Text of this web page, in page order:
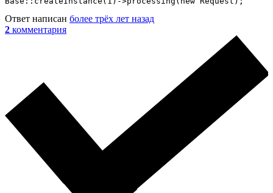
Ответ написан более трёх лет назад
2 комментария